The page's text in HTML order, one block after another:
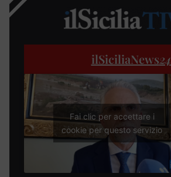
ilSiciliaNews24
Fai clic per accettare i
cookie per questo servizio